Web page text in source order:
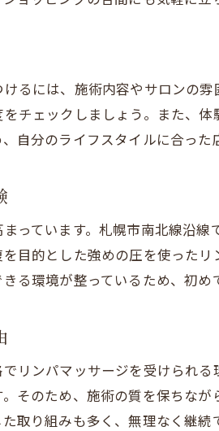
口コミで評判のメンズ向けリン
中央区の男性向けリンパケア最
中央区や札幌駅周辺のおすすめ
手軽に通える人気リンパマッサ
幌で人気のリンパマッサージ活用術
札幌市南北線沿線で人気のリン
中央区で話題のリンパマッサー
るには、施術内容やサロンの
チェックしましょう。また、
自分のライフスタイルに合った
っています。札幌市南北線沿
目的とした強めの圧を使った
る環境が整っているため、初め
リンパマッサージを受けられ
そのため、施術の質を保ちな
取り組みも多く、無理なく継続
ご予約はこちら
ご予約はこちら